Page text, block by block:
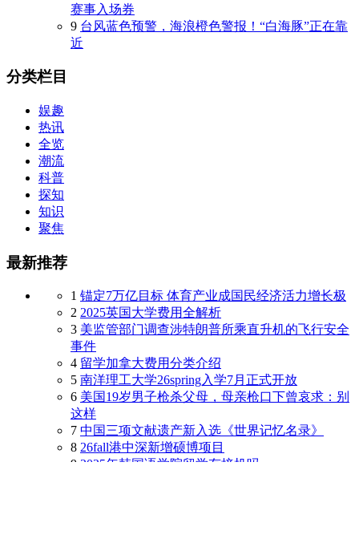
赛事入场券
9 台风蓝色预警，海浪橙色警报！“白海豚”正在靠
近
分类栏目
娱趣
热讯
全览
潮流
科普
探知
知识
聚焦
最新推荐
1 锚定7万亿目标 体育产业成国民经济活力增长极
2 2025英国大学费用全解析
3 美监管部门调查涉特朗普所乘直升机的飞行安全
事件
4 留学加拿大费用分类介绍
5 南洋理工大学26spring入学7月正式开放
6 美国19岁男子枪杀父母，母亲枪口下曾哀求：别
这样
7 中国三项文献遗产新入选《世界记忆名录》
8 26fall港中深新增硕博项目
9 2025年韩国语学院留学有接机吗